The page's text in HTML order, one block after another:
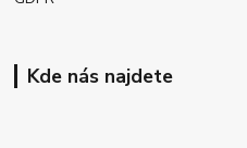
Kde nás najdete